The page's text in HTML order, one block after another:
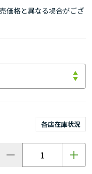
価格と異なる場合がござ
各店在庫状況